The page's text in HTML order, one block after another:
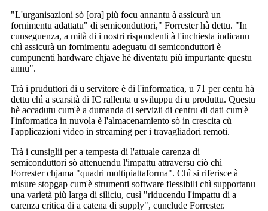
"L'urganisazioni sò [ora] più focu annantu à assicurà un
fornimentu adattatu" di semiconduttori," Forrester hà dettu. "In
cunseguenza, a mità di i nostri rispondenti à l'inchiesta indicanu
chì assicurà un fornimentu adeguatu di semiconduttori è
cumpunenti hardware chjave hè diventatu più impurtante questu
annu".
Trà i pruduttori di u servitore è di l'informatica, u 71 per centu hà
dettu chì a scarsità di IC rallenta u sviluppu di u produttu. Questu
hè accadutu cum'è a dumanda di servizii di centru di dati cum'è
l'informatica in nuvola è l'almacenamiento sò in crescita cù
l'applicazioni video in streaming per i travagliadori remoti.
Trà i cunsiglii per a tempesta di l'attuale carenza di
semiconduttori sò attenuendu l'impattu attraversu ciò chì
Forrester chjama "quadri multipiattaforma". Chì si riferisce à
misure stopgap cum'è strumenti software flessibili chì supportanu
una varietà più larga di siliciu, cusì "riducendu l'impattu di a
carenza critica di a catena di supply", cunclude Forrester.